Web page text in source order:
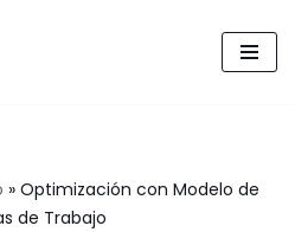
» Optimización con Modelo de
de Trabajo